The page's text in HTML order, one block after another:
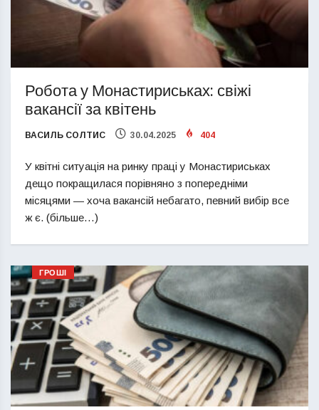
Робота у Монастириськах: свіжі
вакансії за квітень
ВАСИЛЬ СОЛТИС 30.04.2025 404
У квітні ситуація на ринку праці у Монастириськах
дещо покращилася порівняно з попередніми
місяцями — хоча вакансій небагато, певний вибір все
ж є. (більше…)
ГРОШІ